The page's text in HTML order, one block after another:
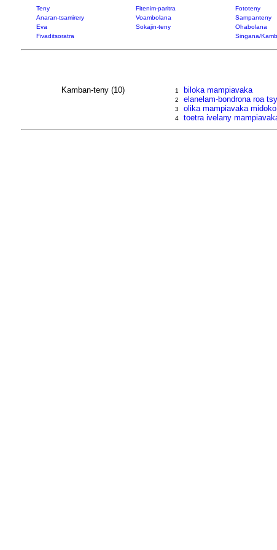
Teny Fitenim-paritra Fototeny
Anaran-tsamirery
Voambolana Sampanteny
Eva
Sokajin-teny Ohabolana
Fivaditsoratra
Singana/
Kamban-teny (10) 1 biloka mampiavaka
2 elanelam-bondrona roa
3 olika mampiavaka midoko
4 toetra ivelany